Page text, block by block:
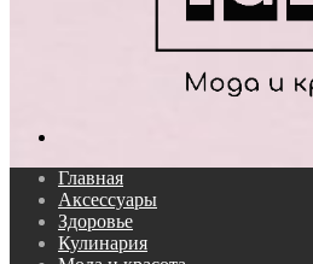
Главная
Аксессуары
Здоровье
Кулинария